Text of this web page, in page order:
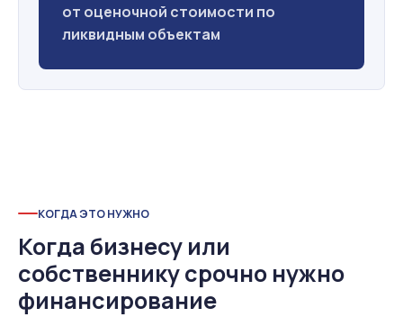
от оценочной стоимости по
ликвидным объектам
КОГДА ЭТО НУЖНО
Когда бизнесу или
собственнику срочно нужно
финансирование